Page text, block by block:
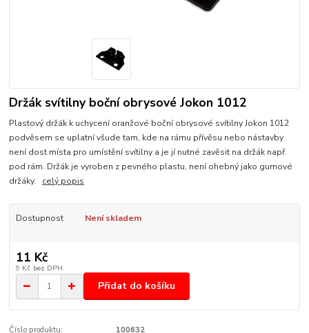
Držák svítilny boční obrysové Jokon 1012
Plastový držák k uchycení oranžové boční obrysové svítilny Jokon 1012
podvěsem se uplatní všude tam, kde na rámu přívěsu nebo nástavby
není dost místa pro umístění svítilny a je jí nutné zavěsit na držák např.
pod rám. Držák je vyroben z pevného plastu, není ohebný jako gumové
držáky. celý popis
Dostupnost Není skladem
11 Kč
9 Kč bez DPH
Přidat do košíku
Číslo produktu:
100632